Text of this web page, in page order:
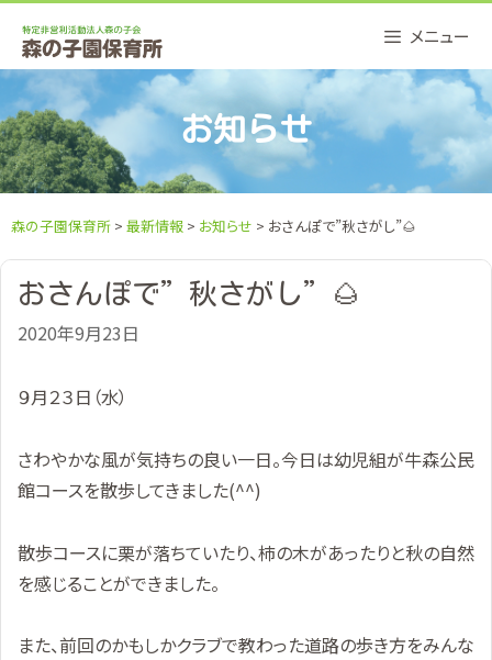
content
メニュー
お知らせ
森の子園保育所 > 最新情報 > お知らせ > おさんぽで”秋さがし”🌰
おさんぽで”秋さがし”🌰
2020年9月23日
９月２３日（水）
さわやかな風が気持ちの良い一日。今日は幼児組が牛森公民
館コースを散歩してきました(^^)
散歩コースに栗が落ちていたり、柿の木があったりと秋の自然
を感じることができました。
また、前回のかもしかクラブで教わった道路の歩き方をみんな